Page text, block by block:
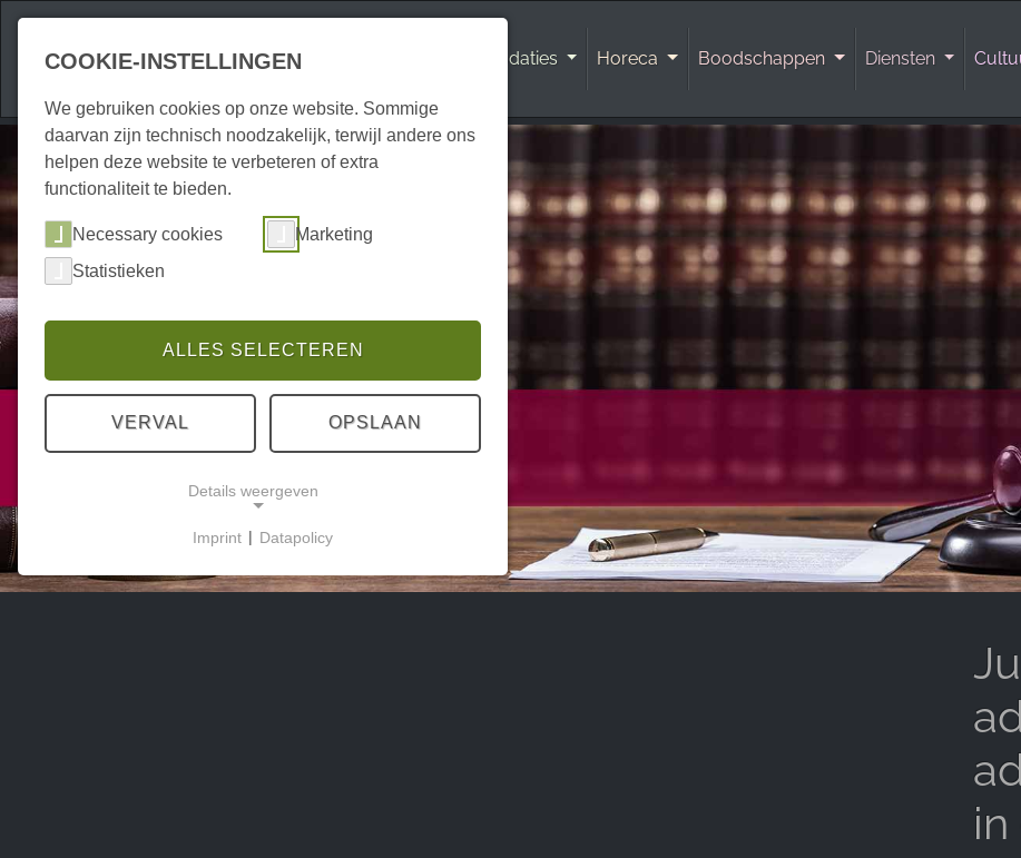
Accomodaties Horeca Boodschappen Diensten
Diensten
COOKIE-INSTELLINGEN
We gebruiken cookies op onze website. Sommige
daarvan zijn technisch noodzakelijk, terwijl andere ons
helpen deze website te verbeteren of extra
functionaliteit te bieden.
Necessary cookies
Marketing
Statistieken
ALLES SELECTEREN
VERVAL OPSLAAN
Details weergeven
Deze cookies maken basisfunctionaliteit mogelijk
Imprint | Datapolicy